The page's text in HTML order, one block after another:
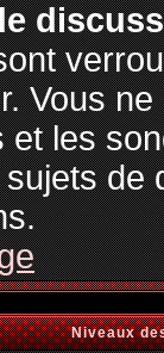
Vous
les
Niveaux